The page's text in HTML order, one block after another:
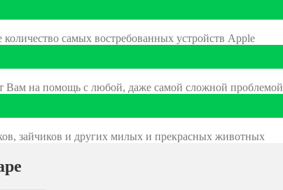
самых востребованных устройств Apple
Вам на помощь с любой, даже самой сложной проблемой
зайчиков и других милых и прекрасных животных